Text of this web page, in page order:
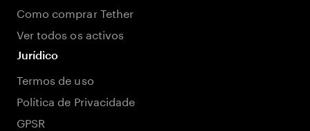
Como comprar Tether
Ver todos os activos
Jurídico
Termos de uso
Política de Privacidade
GPSR